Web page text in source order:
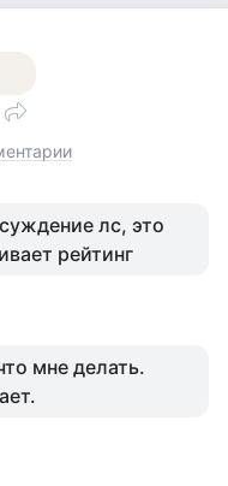
лс, это
рейтинг
мне делать.